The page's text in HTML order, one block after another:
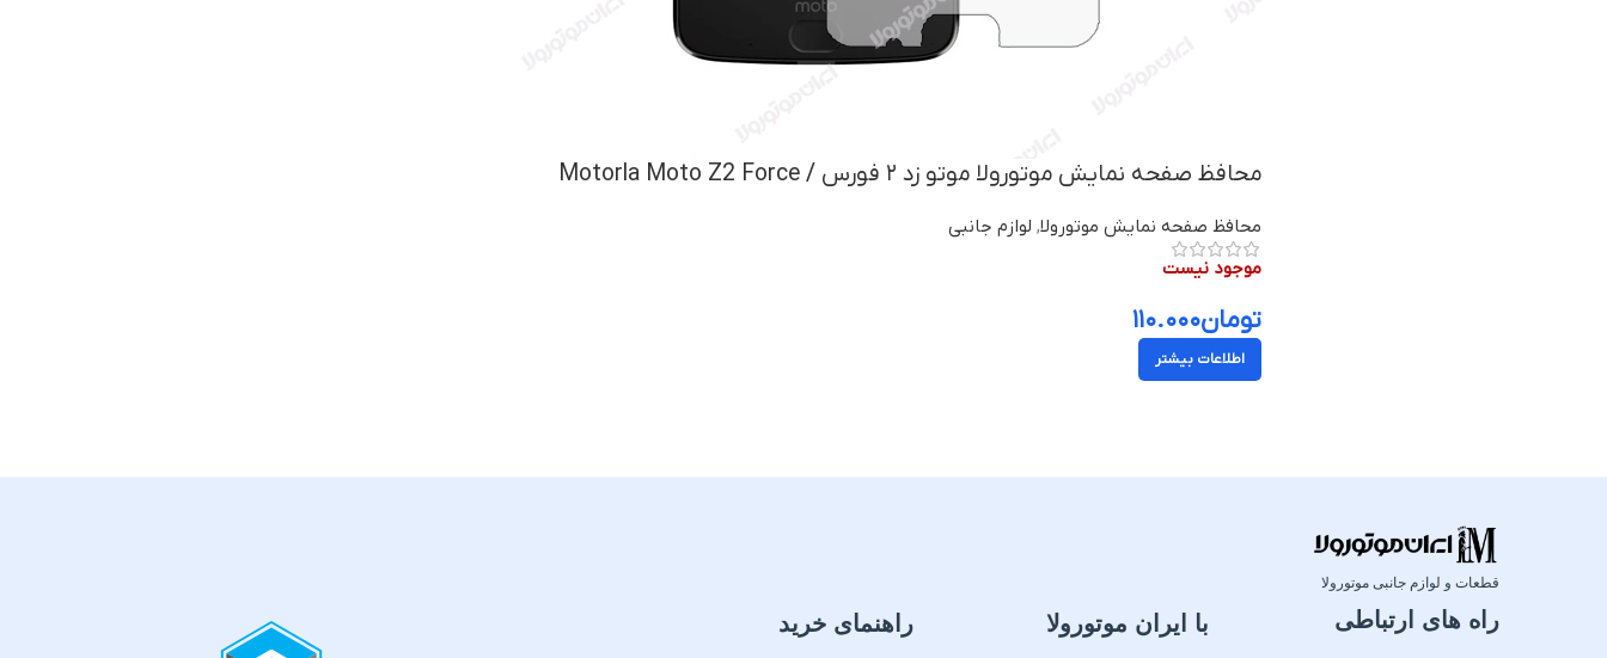
محافظ صفحه نمایش موتورولا موتو زد ۲ فورس / Motorla Moto Z2 Force
محافظ صفحه نمایش موتورولا, لوازم جانبی
موجود نیست
تومان۱۱۰.۰۰۰
اطلاعات بیشتر
قطعات و لوازم جانبی موتورولا
راه های ارتباطی با ایران موتورولا راهنمای خرید